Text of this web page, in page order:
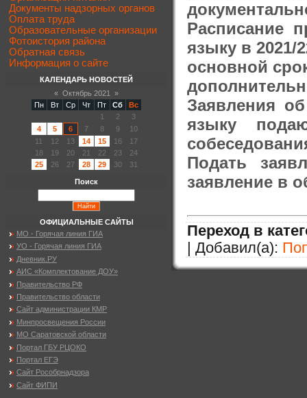
Расписание
языку в 2021/
основной
Заявления
языку
Подать
заявление в
Переход в
| Добавил(а):
Документы надзорных органов
Оплата труда
Образовательные организации
Фотоистория района
Обратная связь
Информация о сайте
КАЛЕНДАРЬ НОВОСТЕЙ
« Октябрь 2021
»
Пн
Вт Ср Чт Пт Сб
Вс
1
2
3
4
5 6 7 8 9
10
11
12 13 14 15 16
17
18
19 20 21 22 23
24
25
26 27 28 29 30 31
Поиск
ОФИЦИАЛЬНЫЕ САЙТЫ
МО - Горячая линия ГИА
УО - Горячая линия ГИА
Дневник.РУ
АИС «Комплектование ДОУ»
Правительство РФ
Правительство области
Сайт администрации КМР
Минпросвещения России
МО Саратовской области
Портал ГБУ РЦОКО
Портал ЕГЭ
Сайт Рособрнадзора
Сайт ФИПИ